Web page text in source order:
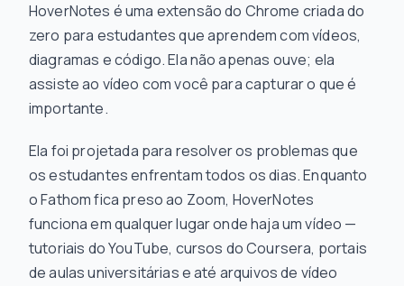
HoverNotes é uma extensão do Chrome criada do
zero para estudantes que aprendem com vídeos,
diagramas e código. Ela não apenas ouve; ela
assiste ao vídeo com você para capturar o que é
importante.
Ela foi projetada para resolver os problemas que
os estudantes enfrentam todos os dias. Enquanto
o Fathom fica preso ao Zoom, HoverNotes
funciona em qualquer lugar onde haja um vídeo —
tutoriais do YouTube, cursos do Coursera, portais
de aulas universitárias e até arquivos de vídeo